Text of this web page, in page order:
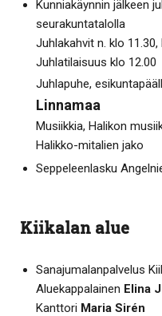
Kunniakäynnin jälkeen
seurakuntatalolla
Juhlakahvit n. klo
Juhlatilaisuus klo 12.00
Juhlapuhe,
Linnamaa
Musiikkia, Halikon
Halikko-mitalien jako
Seppeleenlasku
Kiikalan alue
Sanajumalanpalvelus
Aluekappalainen Elina
Kanttori Maria Sirén